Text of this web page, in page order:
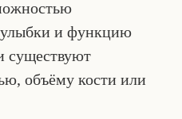
улыбки и функцию
существуют
объёму кости или